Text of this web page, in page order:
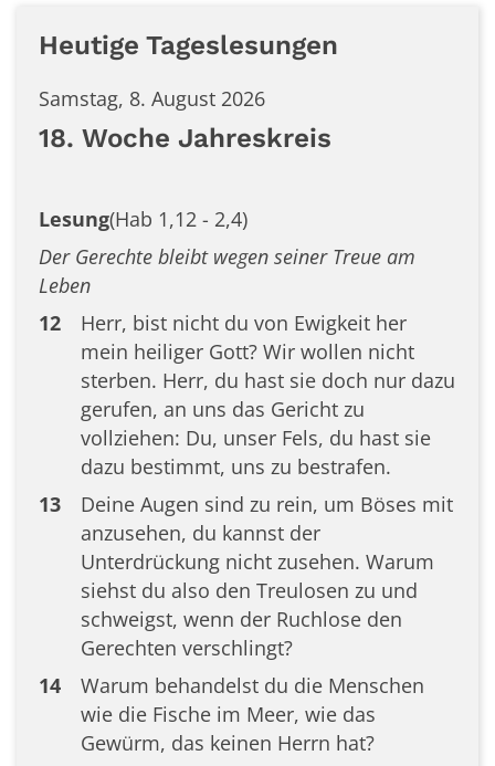
Heutige Tageslesungen
Samstag, 8. August 2026
18. Woche Jahreskreis
Lesung(Hab 1,12 - 2,4)
Der Gerechte bleibt wegen seiner Treue am
Leben
12
Herr, bist nicht du von Ewigkeit her
mein heiliger Gott? Wir wollen nicht
sterben. Herr, du hast sie doch nur dazu
gerufen, an uns das Gericht zu
vollziehen: Du, unser Fels, du hast sie
dazu bestimmt, uns zu bestrafen.
13
Deine Augen sind zu rein, um Böses mit
anzusehen, du kannst der
Unterdrückung nicht zusehen. Warum
siehst du also den Treulosen zu und
schweigst, wenn der Ruchlose den
Gerechten verschlingt?
14
Warum behandelst du die Menschen
wie die Fische im Meer, wie das
Gewürm, das keinen Herrn hat?